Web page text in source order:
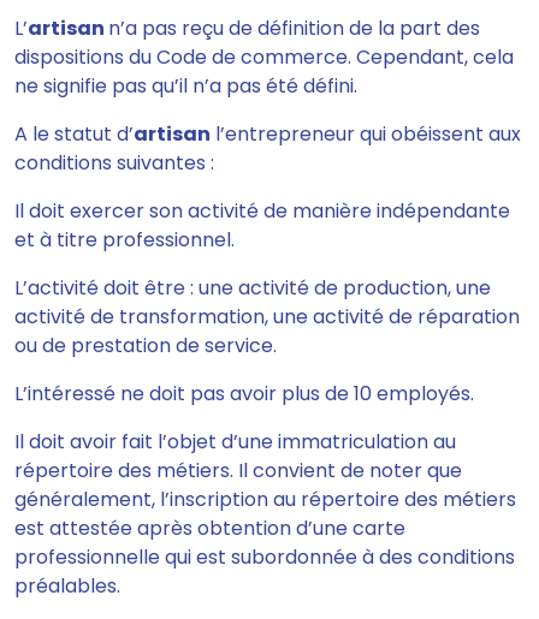
L’artisan n’a pas reçu de définition de la part des
dispositions du Code de commerce. Cependant, cela
ne signifie pas qu’il n’a pas été défini.
A le statut d’artisan l’entrepreneur qui obéissent aux
conditions suivantes :
Il doit exercer son activité de manière indépendante
et à titre professionnel.
L’activité doit être : une activité de production, une
activité de transformation, une activité de réparation
ou de prestation de service.
L’intéressé ne doit pas avoir plus de 10 employés.
Il doit avoir fait l’objet d’une immatriculation au
répertoire des métiers. Il convient de noter que
généralement, l’inscription au répertoire des métiers
est attestée après obtention d’une carte
professionnelle qui est subordonnée à des conditions
préalables.